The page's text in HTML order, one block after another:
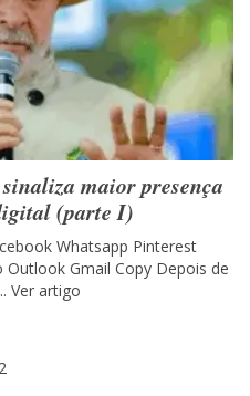
maior presença
(parte I)
Whatsapp Pinterest
Gmail Copy Depois de
Ver artigo